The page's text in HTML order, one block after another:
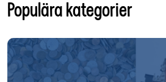
Populära kategorier